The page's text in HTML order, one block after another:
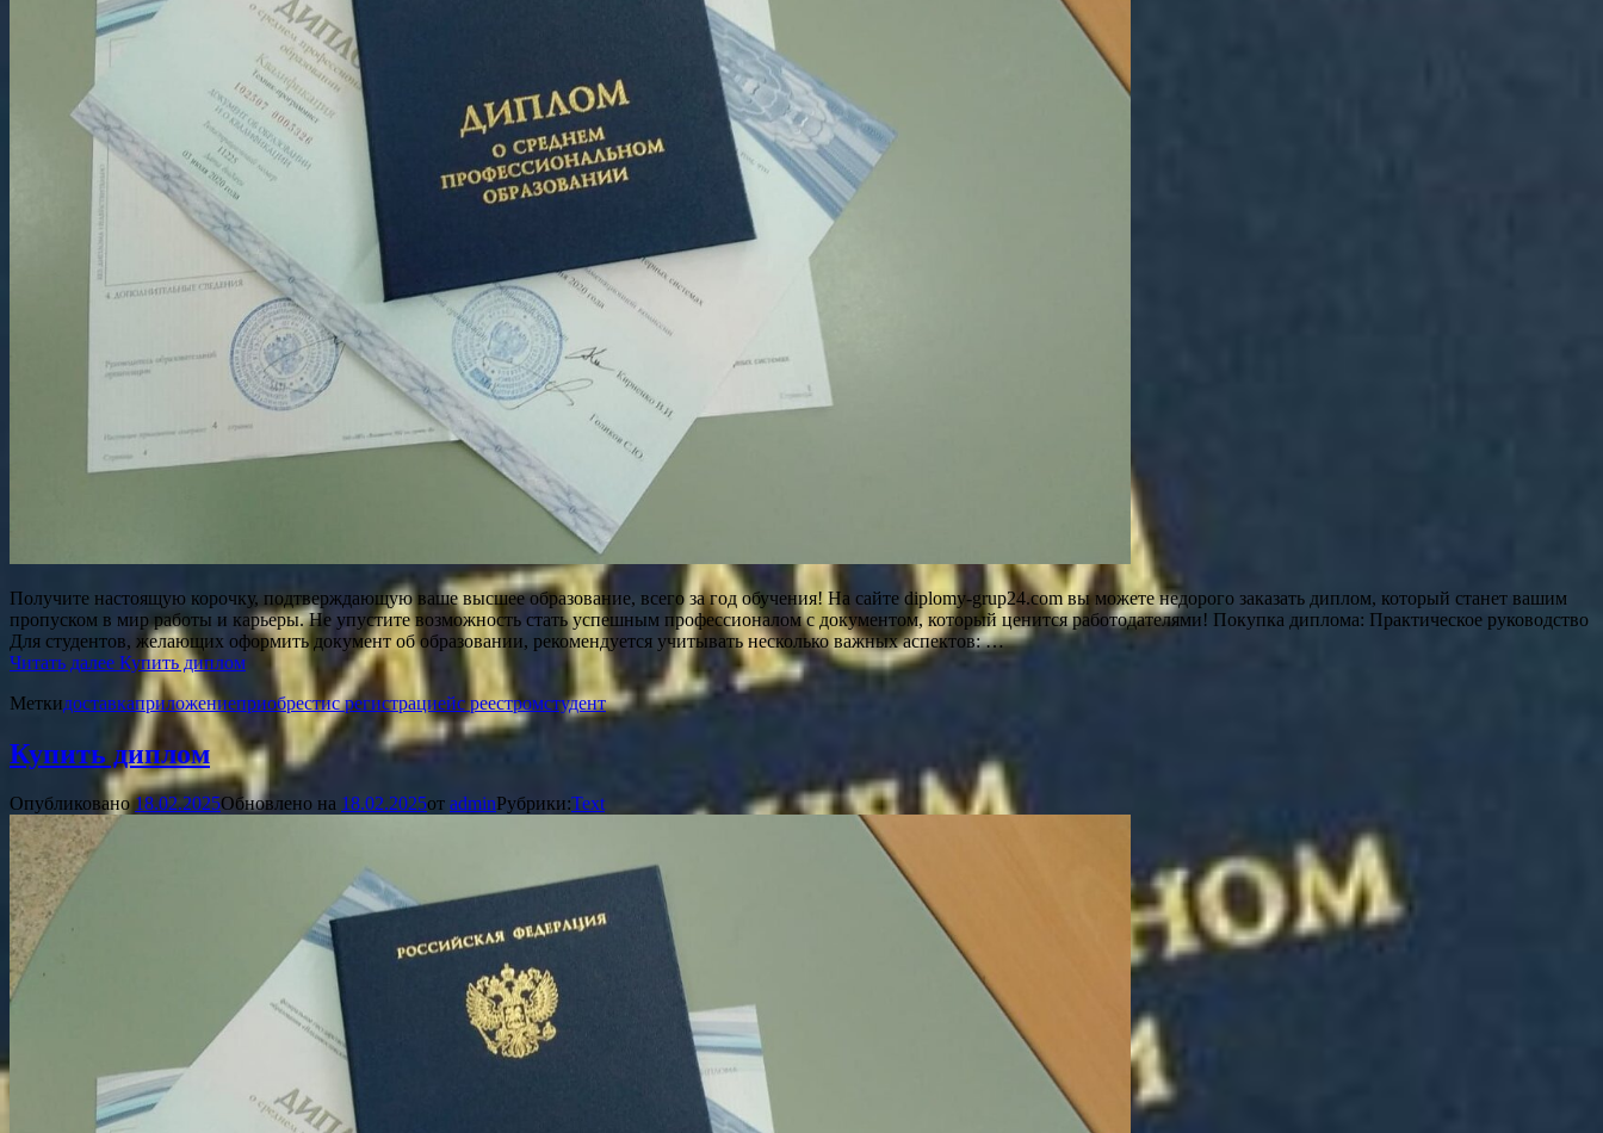
Получите настоящую корочку, подтверждающую ваше высшее образование, всего за год обучения! На сайте diplomy-grup24.com вы можете недорого заказать диплом, который станет вашим
пропуском в мир работы и карьеры. Не упустите возможность стать успешным профессионалом с документом, который ценится работодателями! Покупка диплома: Практическое руководство
Для студентов, желающих оформить документ об образовании, рекомендуется учитывать несколько важных аспектов: …
Читать далее Купить диплом
Меткидоставкаприложениеприобрестис регистрациейс реестромстудент
Купить диплом
Опубликовано18.02.2025Обновлено на 18.02.2025от adminРубрики:Text